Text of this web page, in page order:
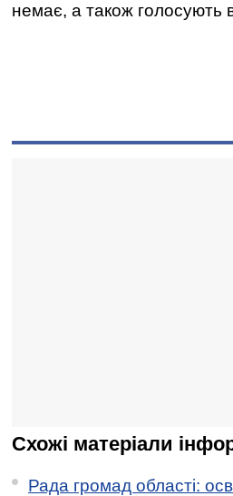
немає, а також голосують
Схожі матеріали
Рада громад області: